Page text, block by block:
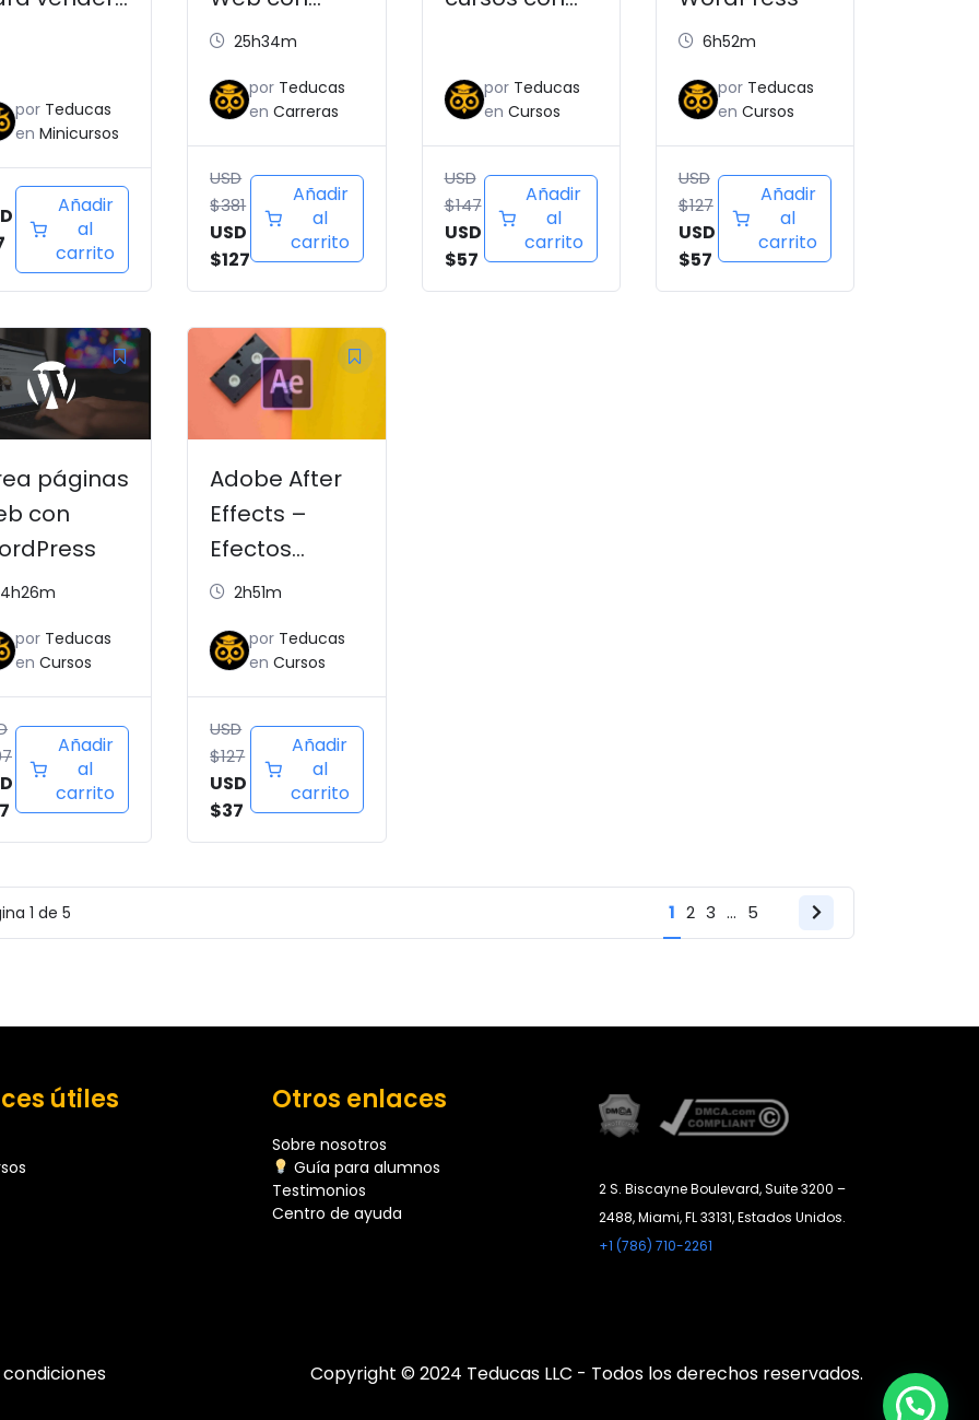
por Teducas
en Minicursos
Añadir
al
carrito
WordPress
25h34m
por Teducas
enCarreras
USD
$381
USD
$127
Añadir
al
carrito
por Teducas
en Cursos
USD
$147
USD
$57
Añadir
al
carrito
6h52m
por Teducas
en Cursos
USD
$127
USD
$57
Añadir
al
carrito
páginas
con
4h26m
por Teducas
en Cursos
El
precio
actual
es:
$57.
Añadir
al
carrito
Adobe After
Effects –
Efectos
especiales
2h51m
por Teducas
enCursos
USD
$127
precio
original
$127.
USD
$37
El
precio
actual
$37.
Añadir
al
carrito
1 de 5 1 2 3 … 5
Página
siguiente
útiles Otros enlaces
Sobre nosotros
Guía para alumnos
Testimonios
Centro de ayuda
2 S. Biscayne Boulevard, Suite 3200 –
2488, Miami, FL 33131, Estados Unidos.
+1 (786) 710-2261
Copyright © 2024 Teducas LLC - Todos los derechos reservados.